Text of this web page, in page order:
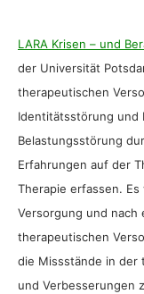
LARA Krisen – und
der Universität
therapeutischen
Identitätsstörung und
Belastungsstörung
Erfahrungen auf der
Therapie erfassen.
Versorgung und nach
therapeutischen
die Missstände in der
und Verbesserungen